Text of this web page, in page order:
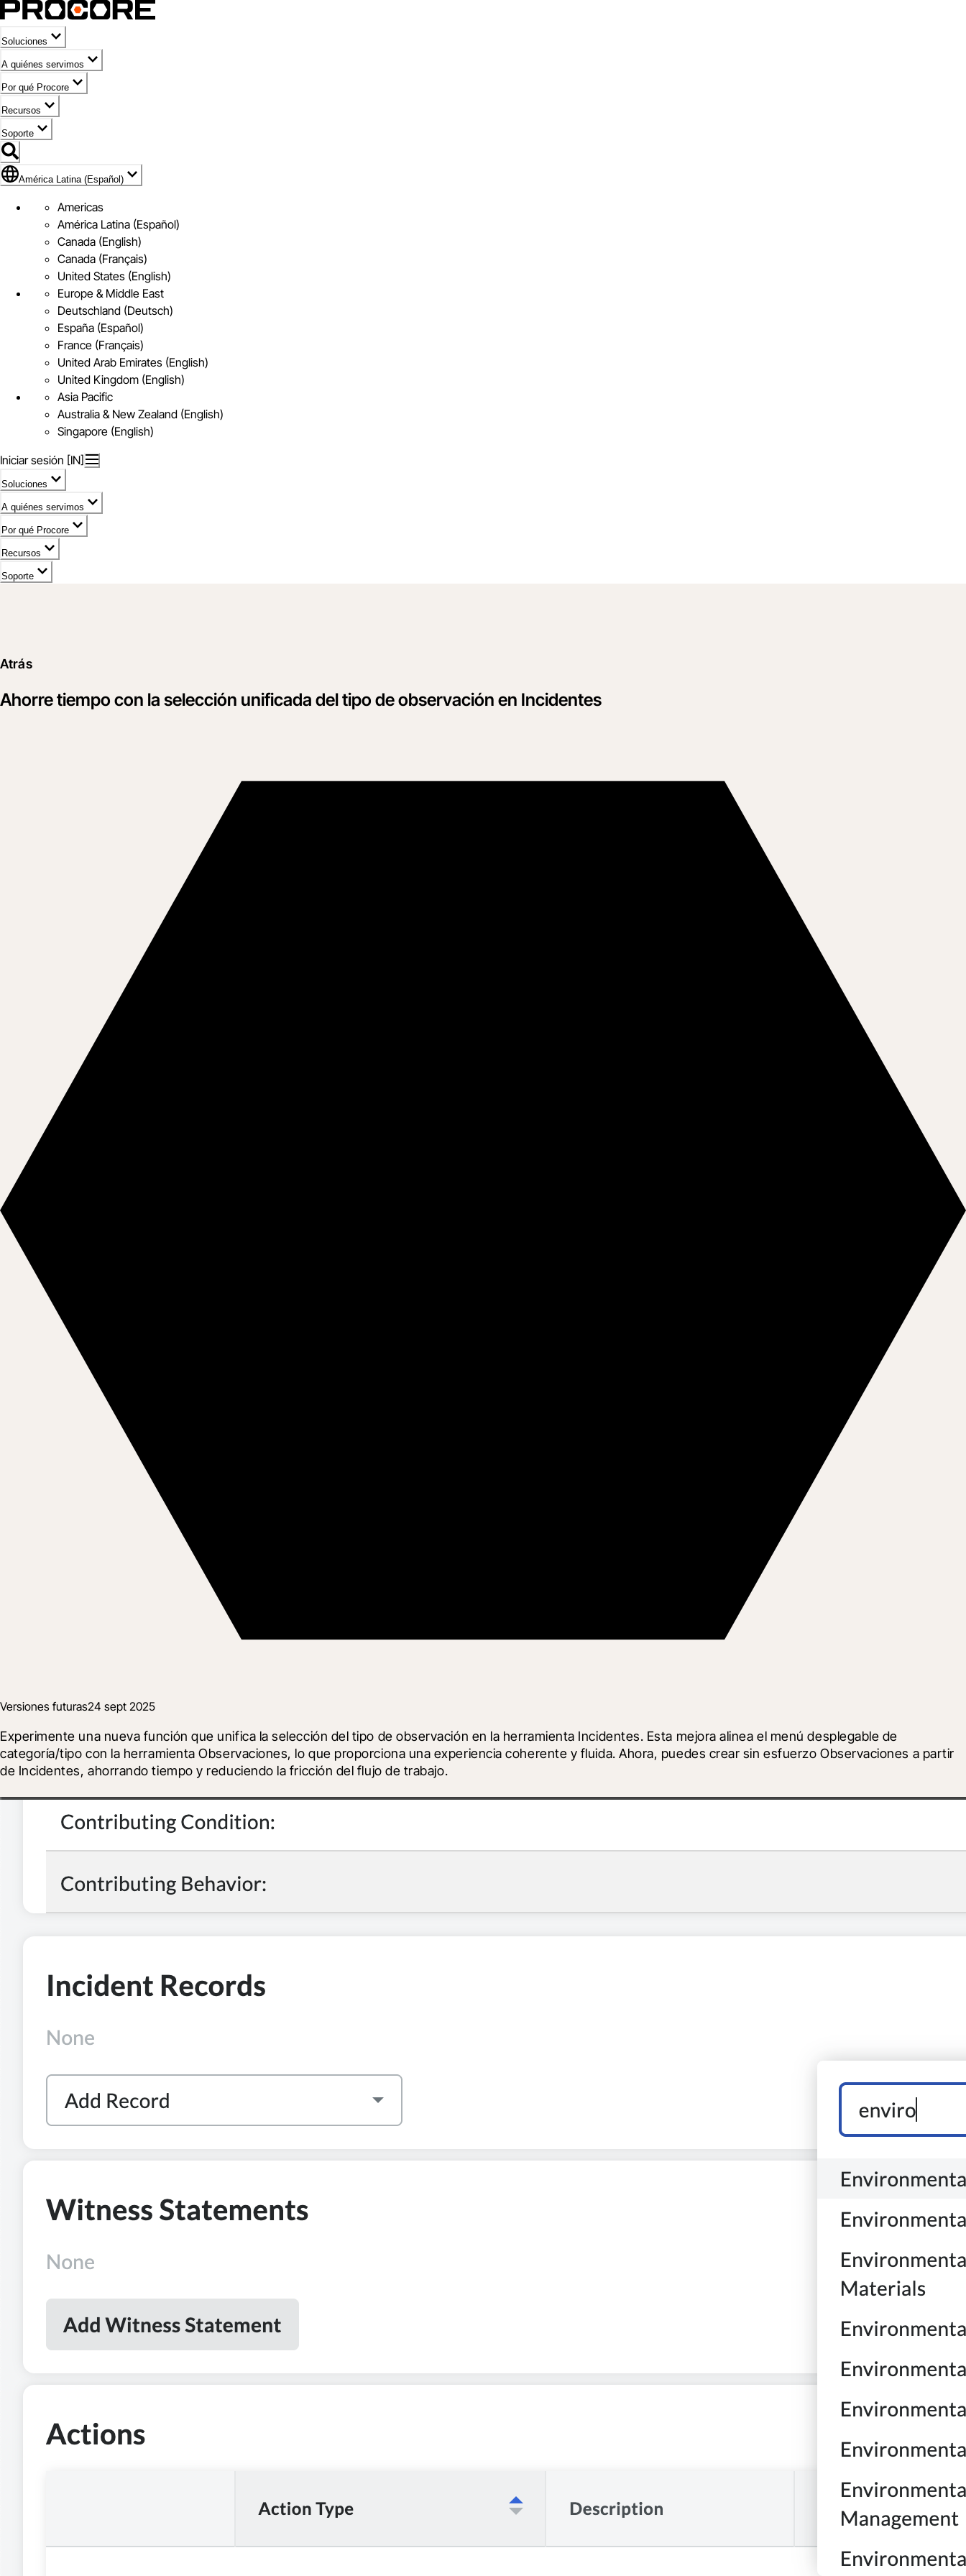
Soluciones
A quiénes servimos
Por qué Procore
Recursos
Soporte
Bandera de América Latina (Español)
América Latina (Español)
Americas
América Latina (Español)
Canada (English)
Canada (Français)
United States (English)
Europe & Middle East
Deutschland (Deutsch)
España (Español)
France (Français)
United Arab Emirates (English)
United Kingdom (English)
Asia Pacific
Australia & New Zealand (English)
Singapore (English)
Iniciar sesión [IN]
Soluciones
A quiénes servimos
Por qué Procore
Recursos
Soporte
Atrás
Ahorre tiempo con la selección unificada del tipo de observación en Incidentes
Versiones futuras24 sept 2025
Experimente una nueva función que unifica la selección del tipo de observación en la herramienta Incidentes. Esta mejora alinea el menú desplegable de
categoría/tipo con la herramienta Observaciones, lo que proporciona una experiencia coherente y fluida. Ahora, puedes crear sin esfuerzo Observaciones a partir
de Incidentes, ahorrando tiempo y reduciendo la fricción del flujo de trabajo.